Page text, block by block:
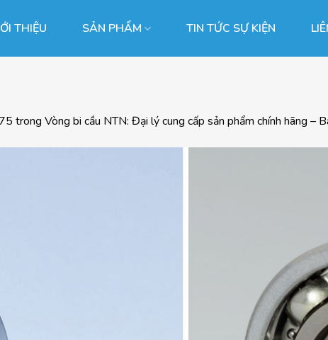
THIỆU SẢN PHẨM TIN TỨC SỰ KIỆN
trong Vòng bi cầu NTN: Đại lý cung cấp sản phẩm chính hãng –